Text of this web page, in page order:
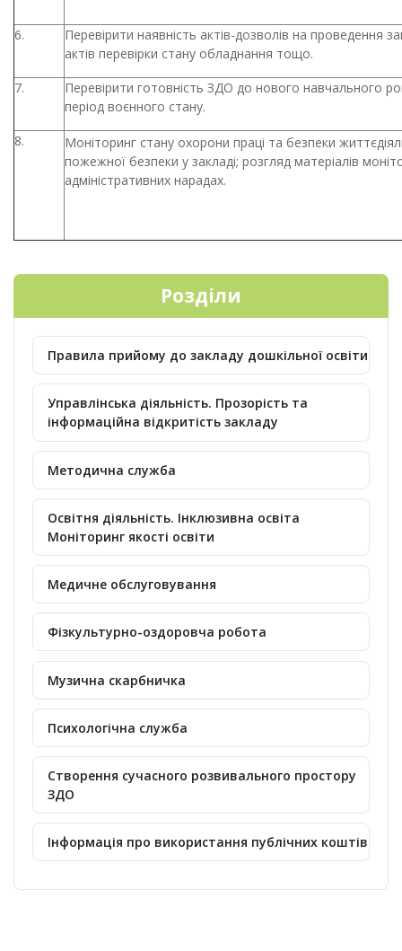
6.
Перевірити наявність актів-дозволів на проведення
актів перевірки стану обладнання тощо.
7.
Перевірити готовність ЗДО до нового навчального
період воєнного стану.
8.
Моніторинг стану охорони праці та безпеки
пожежної безпеки у закладі; розгляд матеріалів
адміністративних нарадах.
Розділи
Правила прийому до закладу дошкільної освіти
Управлінська діяльність. Прозорість та
інформаційна відкритість закладу
Методична служба
Освітня діяльність. Інклюзивна освіта
Моніторинг якості освіти
Медичне обслуговування
Фізкультурно-оздоровча робота
Музична скарбничка
Психологічна служба
Створення сучасного розвивального простору
ЗДО
Інформація про використання публічних коштів